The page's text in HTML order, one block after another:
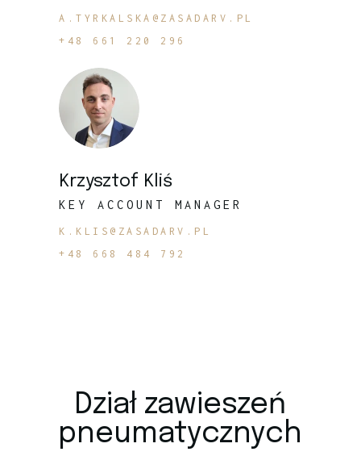
A.TYRKALSKA@ZASADARV.PL
+48 661 220 296
Krzysztof Kliś
KEY ACCOUNT MANAGER
K.KLIS@ZASADARV.PL
+48 668 484 792
Dział zawieszeń
pneumatycznych